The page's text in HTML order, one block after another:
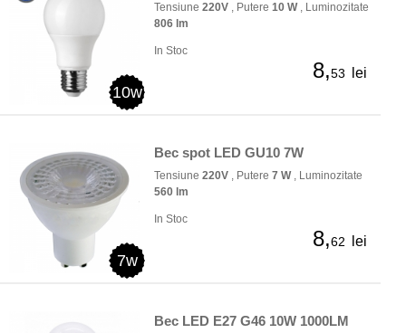
10w
Tensiune 220V , Putere 10 W, Luminozitate
806 lm
In Stoc
8,53 lei
7w
Bec spot LED GU10 7W
Tensiune 220V , Putere 7 W, Luminozitate
560 lm
In Stoc
8,62 lei
Bec LED E27 G46 10W 1000LM